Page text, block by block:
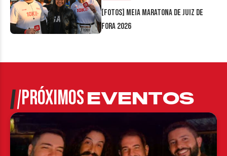
[FOTOS] Meia Maratona de Juiz de
Fora 2026
PRÓXIMOSEVENTOS